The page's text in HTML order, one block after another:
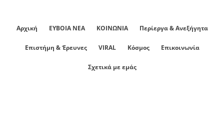
Αρχική ΕΥΒΟΙΑ ΝΕΑ ΚΟΙΝΩΝΙΑ Περίεργα & Ανεξήγητα
Επιστήμη & Έρευνες VIRAL Κόσμος Επικοινωνία
Σχετικά με εμάς